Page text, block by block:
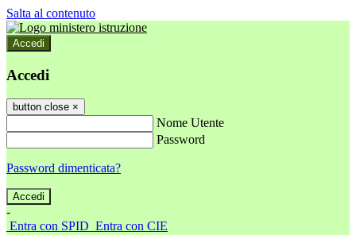
Salta al contenuto
Accedi
Accedi
button close ×
Nome Utente
Password
Password dimenticata?
-
Entra con SPID Entra con CIE